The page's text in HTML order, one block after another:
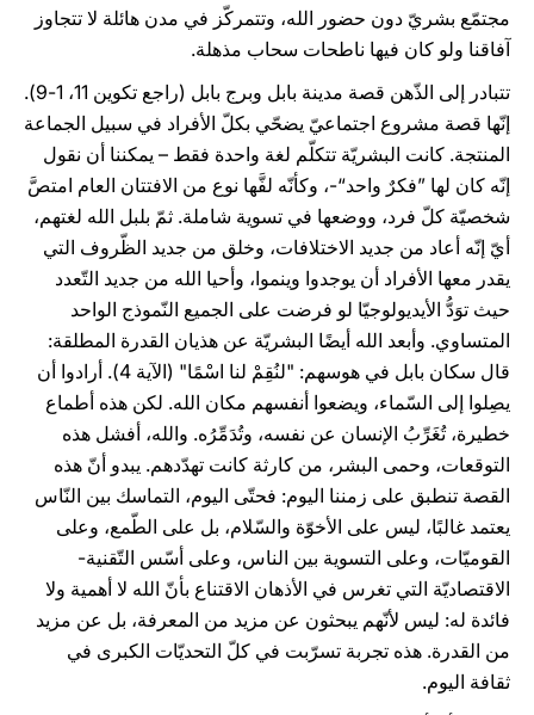
مجتمّع بشريّ دون حضور الله، وتتمركّز في مدن هائلة لا تتجاوز
آفاقنا ولو كان فيها ناطحات سحاب مذهلة.
تتبادر إلى الذّهن قصة مدينة بابل وبرج بابل (راجع تكوين 11، 1-9).
إنّها قصة مشروع اجتماعيّ يضحّي بكلّ الأفراد في سبيل الجماعة
المنتجة. كانت البشريّة تتكلّم لغة واحدة فقط – يمكننا أن نقول
إنّه كان لها ”فكرٌ واحد“-، وكأنّه لفَّها نوع من الافتتان العام امتصَّ
شخصيّة كلّ فرد، ووضعها في تسوية شاملة. ثمّ بلبل الله لغتهم،
أيّ إنّه أعاد من جديد الاختلافات، وخلق من جديد الظّروف التي
يقدر معها الأفراد أن يوجدوا وينموا، وأحيا الله من جديد التّعدد
حيث توَدُّ الأيديولوجيّا لو فرضت على الجميع النّموذج الواحد
المتساوي. وأبعد الله أيضًا البشريّة عن هذيان القدرة المطلقة:
قال سكان بابل في هوسهم: "لنُقِمْ لنا اسْمًا" (الآية 4). أرادوا أن
يصِلوا إلى السّماء، ويضعوا أنفسهم مكان الله. لكن هذه أطماع
خطيرة، تُغَرِّبُ الإنسان عن نفسه، وتُدَمِّرُه. والله، أفشل هذه
التوقعات، وحمى البشر، من كارثة كانت تهدّدهم. يبدو أنّ هذه
القصة تنطبق على زمننا اليوم: فحتّى اليوم، التماسك بين النّاس
يعتمد غالبًا، ليس على الأخوّة والسّلام، بل على الطّمع، وعلى
القوميّات، وعلى التسوية بين الناس، وعلى أسّس التّقنية-
الاقتصاديّة التي تغرس في الأذهان الاقتناع بأنّ الله لا أهمية ولا
فائدة له: ليس لأنّهم يبحثون عن مزيد من المعرفة، بل عن مزيد
من القدرة. هذه تجربة تسرّبت في كلّ التحديّات الكبرى في
ثقافة اليوم.